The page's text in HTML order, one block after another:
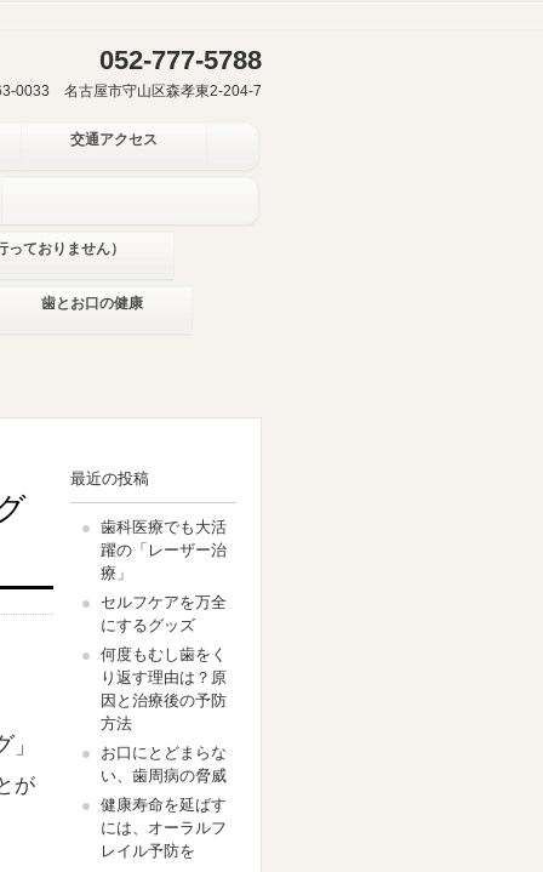
052-777-5788
0033 名古屋市守山区森孝東2-204-7
交通アクセス
ておりません）
歯とお口の健康
」
が
最近の投稿
歯科医療でも大活
躍の「レーザー治
療」
セルフケアを万全
にするグッズ
何度もむし歯をく
り返す理由は？原
因と治療後の予防
方法
お口にとどまらな
い、歯周病の脅威
健康寿命を延ばす
には、オーラルフ
レイル予防を